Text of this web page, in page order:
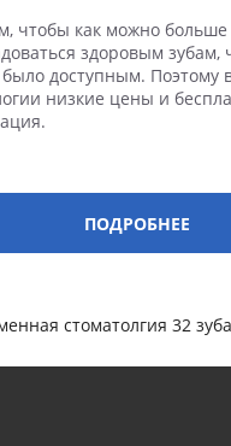
чтобы как можно
здоровым зубам,
доступным. Поэтому
низкие цены и
ПОДРОБНЕЕ